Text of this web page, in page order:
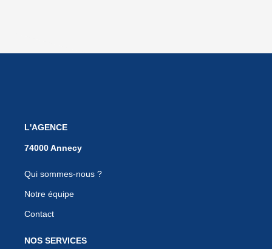
L'AGENCE
Qui sommes-nous ?
Notre équipe
Contact
NOS SERVICES